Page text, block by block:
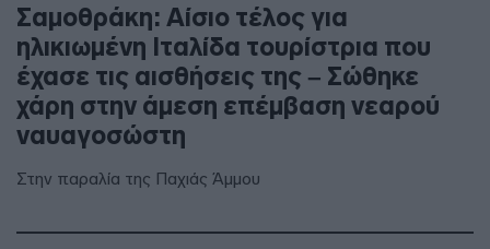
Σαμοθράκη: Αίσιο τέλος για
ηλικιωμένη Ιταλίδα τουρίστρια που
έχασε τις αισθήσεις της – Σώθηκε
χάρη στην άμεση επέμβαση νεαρού
ναυαγοσώστη
Στην παραλία της Παχιάς Άμμου